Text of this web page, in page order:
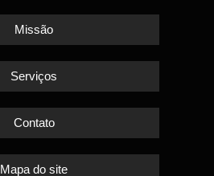
Missão
Serviços
Contato
Mapa do site